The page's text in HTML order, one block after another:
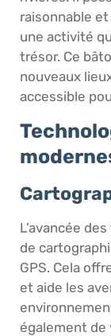
raisonnable
une activité
trésor. Ce
nouveaux
accessible
L’avancée
de
GPS. Cela
et aide les
également de